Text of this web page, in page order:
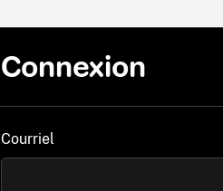
Connexion
Courriel